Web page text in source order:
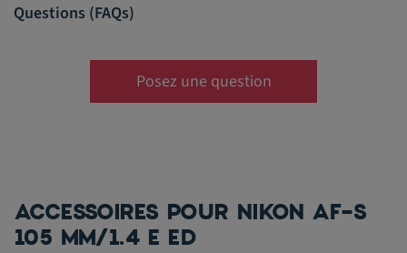
Questions (FAQs)
Posez une question
ACCESSOIRES POUR NIKON AF-S
105 MM/1.4 E ED